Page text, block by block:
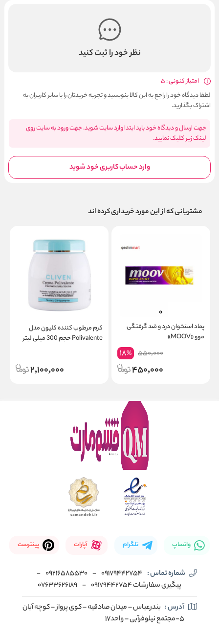
نظر خود را ثبت کنید
امتیاز کنونی : 5
لطفا دیدگاه خود را راجع به این کالا بنویسید و تجربه خریدتان را با سایر کاربران به
اشتراک بگذارید.
جهت ارسال و دیدگاه خود باید ابتدا وارد سایت شوید. جهت ورود به سایت روی
لینک زیر کلیک نمایید.
وارد حساب کاربری خود شوید
مشتریانی که از این مورد خریداری کرده اند
پماد استخوان درد و ضد گرفتگی
موو «MOOV»
550,000
18%
450,000
کرم مرطوب کننده کلیون مدل
Polivalente حجم 300 میلی لیتر
2,100,000
واتساپ تلگرام آپارات پینترست
شماره تماس : 09179442754
-
09216585530
-
پیگیری سفارشات 09179442754
-
07633626189
آدرس : بندرعباس – میدان صادقیه – کوی پرواز – کوچه آبان
5-مجتمع نیلوفرآبی – واحد17